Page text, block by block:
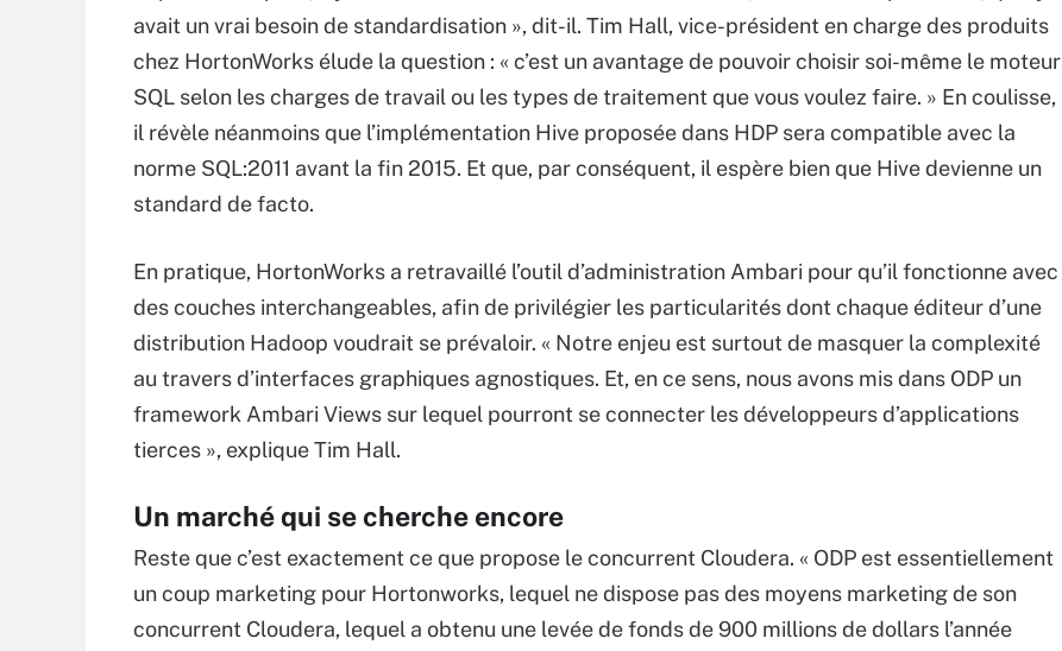
avait un vrai besoin de standardisation », dit-il. Tim Hall, vice-président en charge des produits
chez HortonWorks élude la question : « c’est un avantage de pouvoir choisir soi-même le moteur
SQL selon les charges de travail ou les types de traitement que vous voulez faire. » En coulisse,
il révèle néanmoins que l’implémentation Hive proposée dans HDP sera compatible avec la
norme SQL:2011 avant la fin 2015. Et que, par conséquent, il espère bien que Hive devienne un
standard de facto.
En pratique, HortonWorks a retravaillé l’outil d’administration Ambari pour qu’il fonctionne avec
des couches interchangeables, afin de privilégier les particularités dont chaque éditeur d’une
distribution Hadoop voudrait se prévaloir. « Notre enjeu est surtout de masquer la complexité
au travers d’interfaces graphiques agnostiques. Et, en ce sens, nous avons mis dans ODP un
framework Ambari Views sur lequel pourront se connecter les développeurs d’applications
tierces », explique Tim Hall.
Un marché qui se cherche encore
Reste que c’est exactement ce que propose le concurrent Cloudera. « ODP est essentiellement
un coup marketing pour Hortonworks, lequel ne dispose pas des moyens marketing de son
concurrent Cloudera, lequel a obtenu une levée de fonds de 900 millions de dollars l’année